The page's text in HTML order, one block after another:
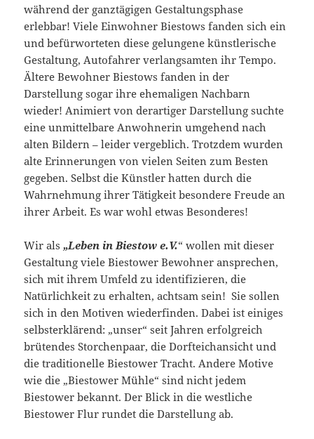
während der ganztägigen Gestaltungsphase
erlebbar! Viele Einwohner Biestows fanden sich ein
und befürworteten diese gelungene künstlerische
Gestaltung, Autofahrer verlangsamten ihr Tempo.
Ältere Bewohner Biestows fanden in der
Darstellung sogar ihre ehemaligen Nachbarn
wieder! Animiert von derartiger Darstellung suchte
eine unmittelbare Anwohnerin umgehend nach
alten Bildern – leider vergeblich. Trotzdem wurden
alte Erinnerungen von vielen Seiten zum Besten
gegeben. Selbst die Künstler hatten durch die
Wahrnehmung ihrer Tätigkeit besondere Freude an
ihrer Arbeit. Es war wohl etwas Besonderes!
Wir als„Leben in Biestow e.V.“ wollen mit dieser
Gestaltung viele Biestower Bewohner ansprechen,
sich mit ihrem Umfeld zu identifizieren, die
Natürlichkeit zu erhalten, achtsam sein! Sie sollen
sich in den Motiven wiederfinden. Dabei ist einiges
selbsterklärend: „unser“ seit Jahren erfolgreich
brütendes Storchenpaar, die Dorfteichansicht und
die traditionelle Biestower Tracht. Andere Motive
wie die „Biestower Mühle“ sind nicht jedem
Biestower bekannt. Der Blick in die westliche
Biestower Flur rundet die Darstellung ab.